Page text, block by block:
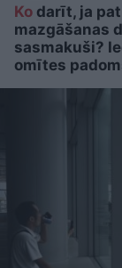
Ko darīt, ja
mazgāšanas
sasmakuši?
omītes